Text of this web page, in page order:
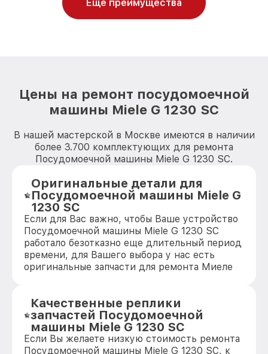
Еще преимущества
Цены на ремонт посудомоечной
машины Miele G 1230 SC
В нашей мастерской в Москве имеются в наличии
более 3.700 комплектующих для ремонта
Посудомоечной машины Miele G 1230 SC.
Оригинальные детали для
Посудомоечной машины Miele G
1230 SC
Если для Вас важно, чтобы Ваше устройство
Посудомоечной машины Miele G 1230 SC
работало безотказно еще длительный период
времени, для Вашего выбора у нас есть
оригинальные запчасти для ремонта Миеле
Качественные реплики
запчастей Посудомоечной
машины Miele G 1230 SC
Если Вы желаете низкую стоимость ремонта
Посудомоечной машины Miele G 1230 SC, к